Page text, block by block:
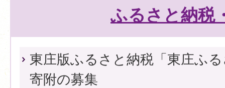
ふるさと納税
東庄版ふるさと納税「東庄ふ
寄附の募集